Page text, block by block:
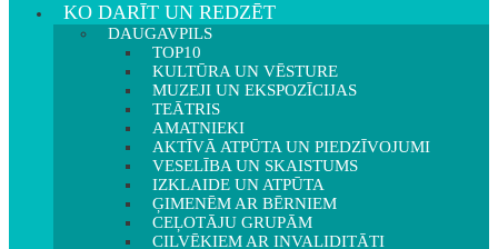
KO DARĪT UN REDZĒT
DAUGAVPILS
TOP10
KULTŪRA UN VĒSTURE
MUZEJI UN EKSPOZĪCIJAS
TEĀTRIS
AMATNIEKI
AKTĪVĀ ATPŪTA UN PIEDZĪVOJUMI
VESELĪBA UN SKAISTUMS
IZKLAIDE UN ATPŪTA
ĢIMENĒM AR BĒRNIEM
CEĻOTĀJU GRUPĀM
CILVĒKIEM AR INVALIDITĀTI